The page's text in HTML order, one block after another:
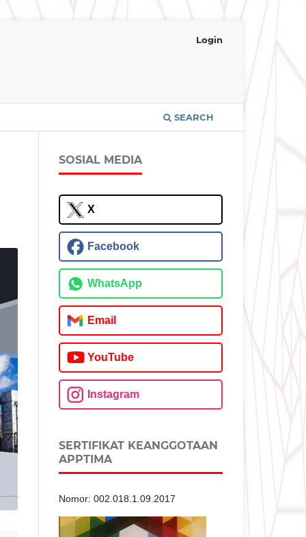
SEARCH
Login
SOSIAL MEDIA
X
Facebook
WhatsApp
Email
YouTube
Instagram
SERTIFIKAT KEANGGOTAAN
APPTIMA
Nomor: 002.018.1.09.2017